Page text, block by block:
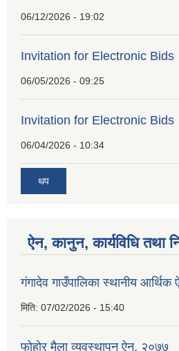
06/12/2026 - 19:02
Invitation for Electronic Bids
06/05/2026 - 09:25
Invitation for Electronic Bids
06/04/2026 - 10:34
थप
ऐन, कानुन, कार्यविधि तथा
गंगादेव गाउँपालिका स्थानीय
मिति: 07/02/2026 - 15:40
फोहोर मैला व्यवस्थापन ऐन, २०७७